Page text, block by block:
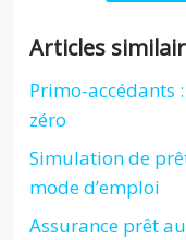
Articles
Primo-accédants
zéro
Simulation de
mode d’emploi
Assurance prêt